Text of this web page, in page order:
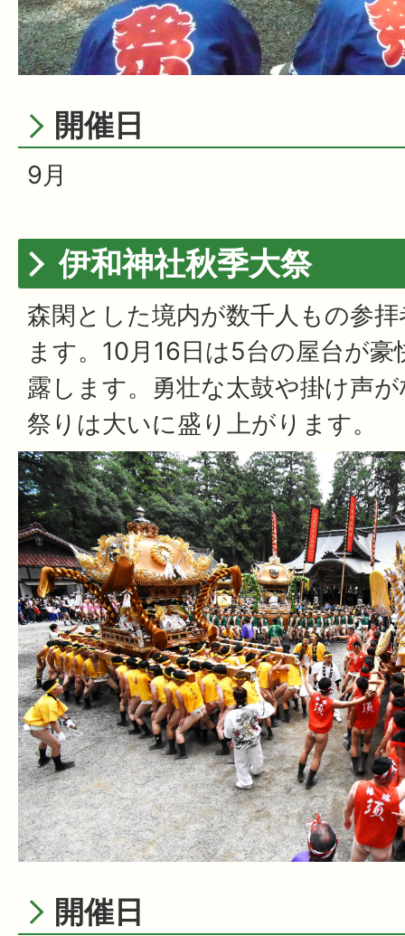
開催日
9月
伊和神社秋季大祭
森閑とした境内が数千人もの参
ます。10月16日は5台の屋台が
露します。勇壮な太鼓や掛け声
祭りは大いに盛り上がります。
開催日